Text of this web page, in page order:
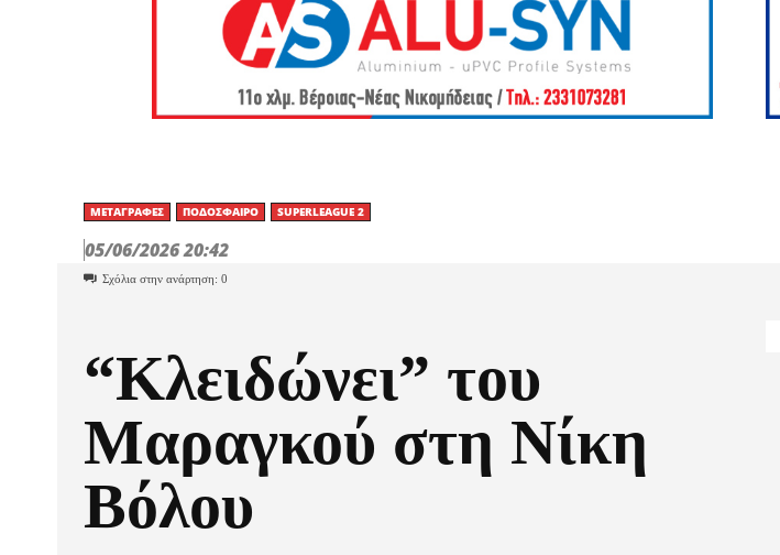
ΜΕΤΑΓΡΑΦΈΣ ΠΟΔΌΣΦΑΙΡΟ SUPERLEAGUE 2
05/06/2026 20:42
Σχόλια στην ανάρτηση: 0
“Κλειδώνει” του
Μαραγκού στη Νίκη
Βόλου